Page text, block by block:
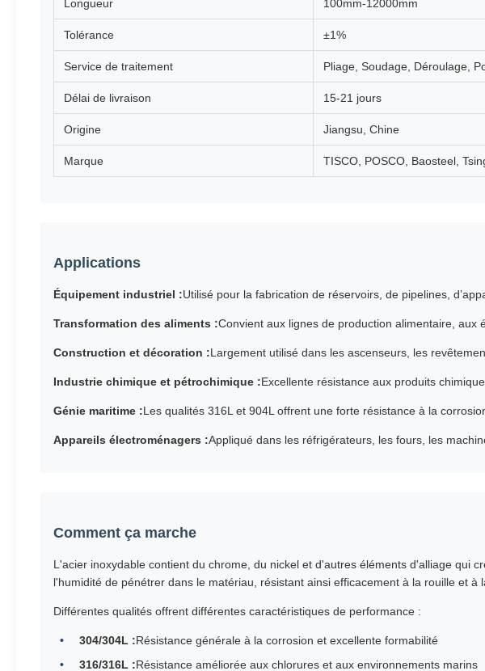
Longueur 100mm-12000mm
Tolérance ±1%
Service de traitement Pliage, Soudage, Déroulage,
Délai de livraison 15-21 jours
Origine Jiangsu, Chine
Marque TISCO, POSCO, Baosteel,
Applications
Équipement industriel :Utilisé pour la fabrication de réservoirs, de pipelines,
Transformation des aliments :Convient aux lignes de production alimentaire, aux
Construction et décoration :Largement utilisé dans les ascenseurs, les
Industrie chimique et pétrochimique :Excellente résistance aux produits
Génie maritime :Les qualités 316L et 904L offrent une forte résistance à la
Appareils électroménagers :Appliqué dans les réfrigérateurs, les fours, les
Comment ça marche
L'acier inoxydable contient du chrome, du nickel et d'autres éléments d'alliage qui
l'humidité de pénétrer dans le matériau, résistant ainsi efficacement à la rouille et à
Différentes qualités offrent différentes caractéristiques de performance :
304/304L :Résistance générale à la corrosion et excellente formabilité
316/316L :Résistance améliorée aux chlorures et aux environnements marins